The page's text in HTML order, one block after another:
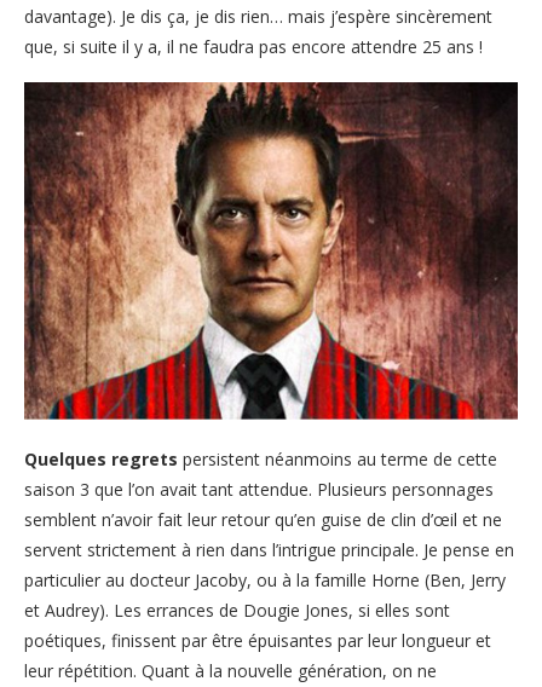
davantage). Je dis ça, je dis rien… mais j’espère sincèrement
que, si suite il y a, il ne faudra pas encore attendre 25 ans !
Quelques regrets persistent néanmoins au terme de cette
saison 3 que l’on avait tant attendue. Plusieurs personnages
semblent n’avoir fait leur retour qu’en guise de clin d’œil et ne
servent strictement à rien dans l’intrigue principale. Je pense en
particulier au docteur Jacoby, ou à la famille Horne (Ben, Jerry
et Audrey). Les errances de Dougie Jones, si elles sont
poétiques, finissent par être épuisantes par leur longueur et
leur répétition. Quant à la nouvelle génération, on ne